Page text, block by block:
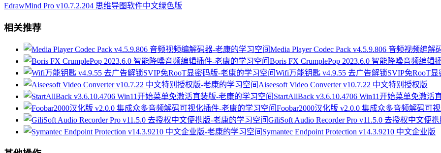
EdrawMind Pro v10.7.2.204 思维导图软件中文绿色版
相关推荐
Media Player Codec Pack v4.5.9.806 音频视频编解
Boris FX CrumplePop 2023.6.0 智能降噪音频编辑
Wifi万能钥匙 v4.9.55 去广告解锁SVIP免RooT显
Aiseesoft Video Converter v10.7.22 中文特别授权版
StartAllBack v3.6.10.4706 Win11开始菜单免激活
Foobar2000汉化版 v2.0.0 集成众多音频解码可
GiliSoft Audio Recorder Pro v11.5.0 去授权中文便携
Symantec Endpoint Protection v14.3.9210 中文企业版